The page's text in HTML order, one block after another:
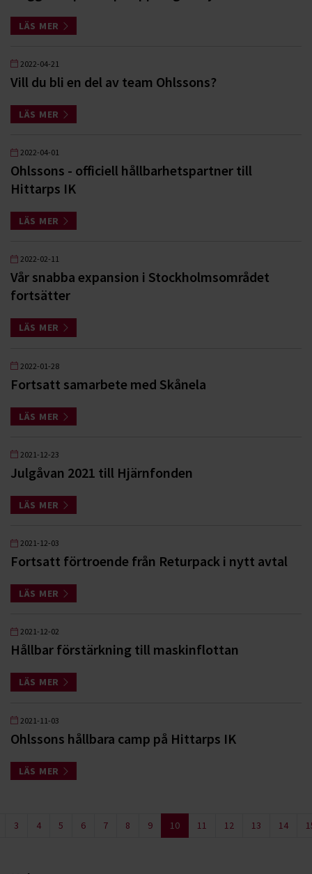
LÄS MER
2022-04-21
Vill du bli en del av team Ohlssons?
LÄS MER
2022-04-01
Ohlssons - officiell hållbarhetspartner till
Hittarps IK
LÄS MER
2022-02-11
Vår snabba expansion i Stockholmsområdet
fortsätter
LÄS MER
2022-01-28
Fortsatt samarbete med Skånela
LÄS MER
2021-12-23
Julgåvan 2021 till Hjärnfonden
LÄS MER
2021-12-03
Fortsatt förtroende från Returpack i nytt avtal
LÄS MER
2021-12-02
Hållbar förstärkning till maskinflottan
LÄS MER
2021-11-03
Ohlssons hållbara camp på Hittarps IK
LÄS MER
3 4 5 6 7 8 9 10 11 12 13 14